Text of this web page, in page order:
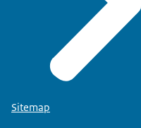
Sitemap